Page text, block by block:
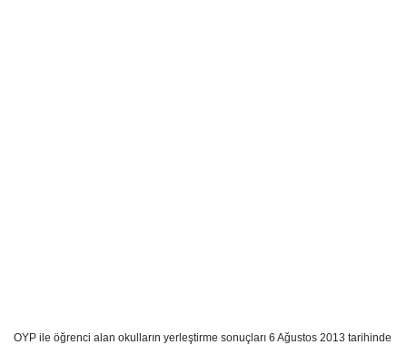
OYP ile öğrenci alan okulların yerleştirme sonuçları 6 Ağustos 2013 tarihinde